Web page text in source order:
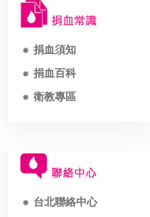
捐血須知
捐血百科
衛教專區
台北聯絡中心